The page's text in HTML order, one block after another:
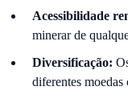
Acessibilidade
minerar de
Diversificação:
diferentes moedas